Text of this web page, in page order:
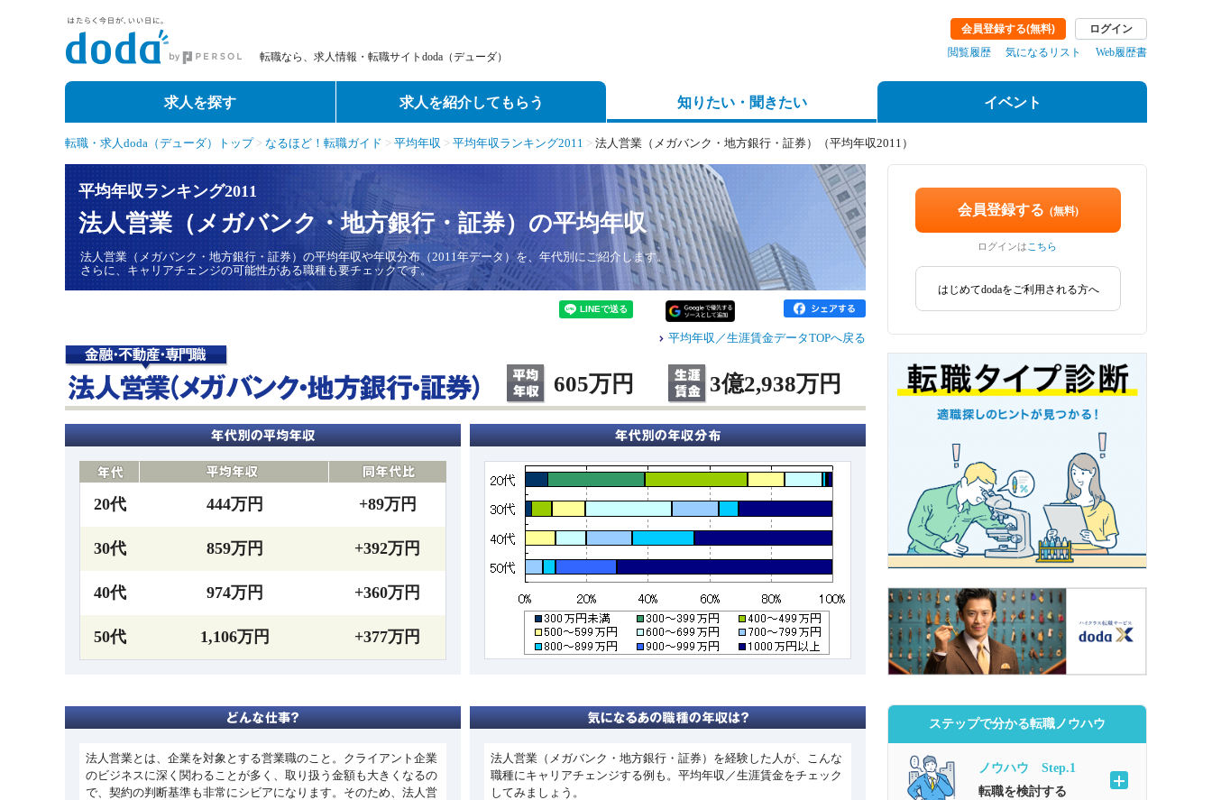
転職なら、求人情報・転職サイトdoda（デューダ） 閲覧履歴 気になるリスト Web履歴書
求人を探す 求人を紹介してもらう 知りたい・聞きたい イベント
転職・求人doda（デューダ）トップ > なるほど！転職ガイド > 平均年収 > 平均年収ランキング2011 > 法人営業（メガバンク・地方銀行・証券）（平均年収2011）
平均年収ランキング2011
法人営業（メガバンク・地方銀行・証券）の平均年収
法人営業（メガバンク・地方銀行・証券）の平均年収や年収分布（2011年データ）を、年代別にご紹介します。
さらに、キャリアチェンジの可能性がある職種も要チェックです。
平均年収／生涯賃金データTOPへ戻る
605万円 3億2,938万円
20代 444万円 +89万円
30代 859万円 +392万円
40代 974万円 +360万円
50代 1,106万円 +377万円
法人営業とは、企業を対象とする営業職のこと。クライアント企業
のビジネスに深く関わることが多く、取り扱う金額も大きくなるの
で、契約の判断基準も非常にシビアになります。そのため、法人営
法人営業（メガバンク・地方銀行・証券）を経験した人が、こんな
職種にキャリアチェンジする例も。平均年収／生涯賃金をチェック
してみましょう。
会員登録する (無料)
ログインは こちら
はじめてdodaをご利用される方へ
ステップで分かる転職ノウハウ
ノウハウ Step.1
転職を検討する